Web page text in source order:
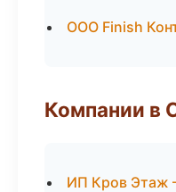
ООО Finish
Компании в
ИП Кров Этаж